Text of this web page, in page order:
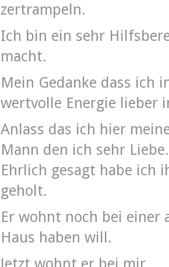
zertrampeln.
Ich bin ein sehr
macht.
Mein Gedanke dass ich
wertvolle Energie lieber
Anlass das ich hier
Mann den ich sehr Liebe.
Ehrlich gesagt habe ich
geholt.
Er wohnt noch bei einer
Haus haben will.
Jetzt wohnt er bei mir.